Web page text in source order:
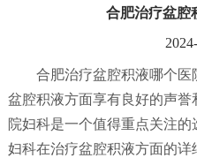
合肥治疗盆腔
合肥治疗盆腔积液哪个医
盆腔积液方面享有良好的声
院妇科是一个值得重点关注
妇科在治疗盆腔积液方面的详